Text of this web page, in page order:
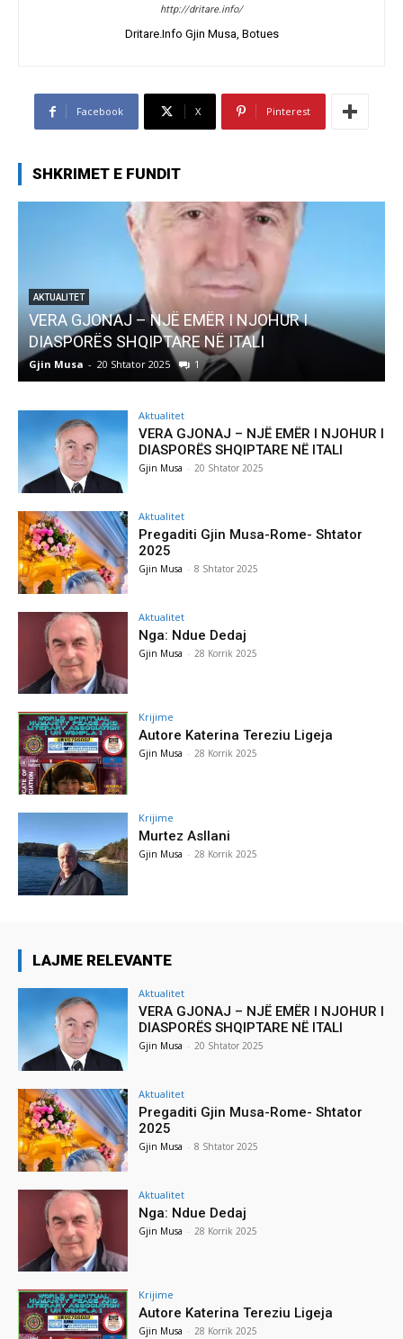
http://dritare.info/
Dritare.Info Gjin Musa, Botues
Facebook X Pinterest
SHKRIMET E FUNDIT
AKTUALITET
Pregaditi Gjin Musa-Rome- Shtator 2025
Gjin Musa - 8 Shtator 2025 0
Aktualitet
VERA GJONAJ – NJË EMËR I NJOHUR I
DIASPORËS SHQIPTARE NË ITALI
Gjin Musa - 20 Shtator 2025
Aktualitet
Pregaditi Gjin Musa-Rome- Shtator
2025
Gjin Musa - 8 Shtator 2025
Aktualitet
Nga: Ndue Dedaj
Gjin Musa - 28 Korrik 2025
Krijime
Autore Katerina Tereziu Ligeja
Gjin Musa - 28 Korrik 2025
Krijime
Murtez Asllani
Gjin Musa - 28 Korrik 2025
LAJME RELEVANTE
Aktualitet
VERA GJONAJ – NJË EMËR I NJOHUR I
DIASPORËS SHQIPTARE NË ITALI
Gjin Musa - 20 Shtator 2025
Aktualitet
Pregaditi Gjin Musa-Rome- Shtator
2025
Gjin Musa - 8 Shtator 2025
Aktualitet
Nga: Ndue Dedaj
Gjin Musa - 28 Korrik 2025
Krijime
Autore Katerina Tereziu Ligeja
Gjin Musa - 28 Korrik 2025